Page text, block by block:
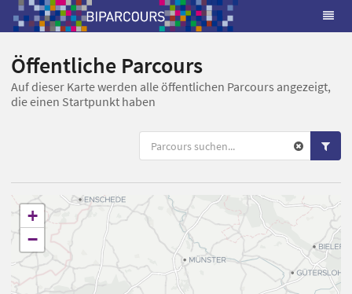
Öffentliche Parcours
Auf dieser Karte werden alle öffentlichen Parcours angezeigt,
die einen Startpunkt haben
+
−